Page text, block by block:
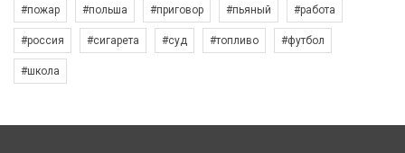
#пожар #польша #приговор #пьяный #работа
#россия #сигарета #суд #топливо #футбол
#школа